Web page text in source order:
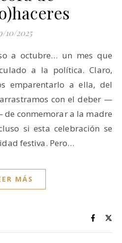
10/2025
a la política. Claro,
emparentarlo a ella, del
con el deber —
conmemorar a la madre
si esta celebración se
festiva. Pero…
MÁS